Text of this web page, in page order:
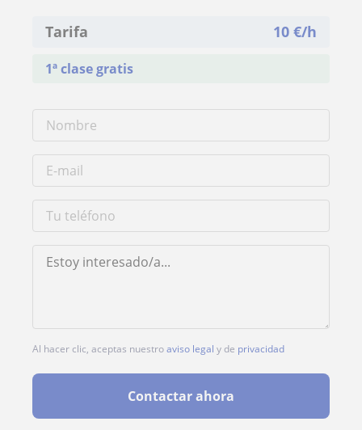
Tarifa 10 €/h
1ª clase gratis
Al hacer clic, aceptas nuestroaviso legal y de privacidad
Contactar ahora